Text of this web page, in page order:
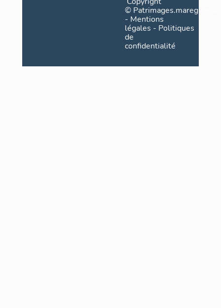
©
- Mentions
légales - Politiques
de
confidentialité